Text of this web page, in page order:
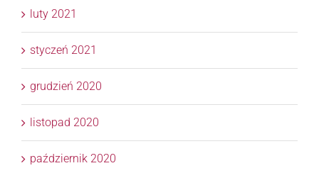
luty 2021
styczeń 2021
grudzień 2020
listopad 2020
październik 2020